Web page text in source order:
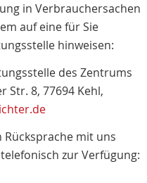
in Verbrauchersachen
auf eine für Sie
hinweisen:
des Zentrums
Str. 8, 77694 Kehl,
mit uns
zur Verfügung: